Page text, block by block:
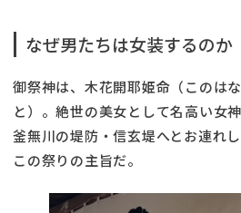
なぜ男たちは女装するのか
御祭神は、木花開耶姫命（このは
と）。絶世の美女として名高い女
釜無川の堤防・信玄堤へとお連れ
この祭りの主旨だ。